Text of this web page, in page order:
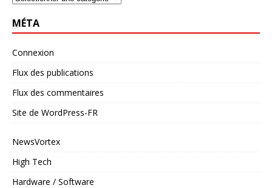
MÉTA
Connexion
Flux des publications
Flux des commentaires
Site de WordPress-FR
NewsVortex
High Tech
Hardware / Software